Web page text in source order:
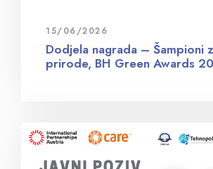
15/06/2026
Dodjela nagrada – Šampioni
prirode, BH Green Awards